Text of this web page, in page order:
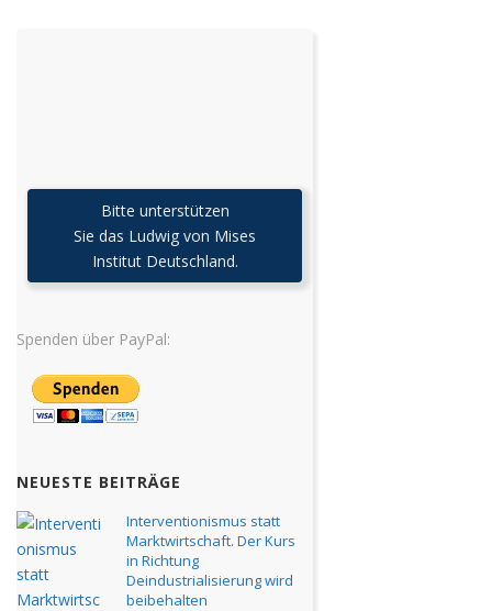
Bitte unterstützen
Sie das Ludwig von Mises
Institut Deutschland.
Spenden über PayPal:
NEUESTE BEITRÄGE
Interventionismus statt
Marktwirtschaft. Der Kurs
in Richtung
Deindustrialisierung wird
beibehalten